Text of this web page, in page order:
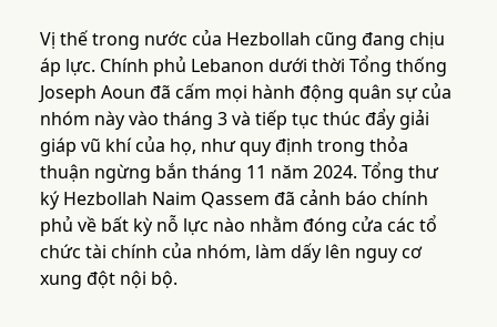
Vị thế trong nước của Hezbollah cũng đang chịu
áp lực. Chính phủ Lebanon dưới thời Tổng thống
Joseph Aoun đã cấm mọi hành động quân sự của
nhóm này vào tháng 3 và tiếp tục thúc đẩy giải
giáp vũ khí của họ, như quy định trong thỏa
thuận ngừng bắn tháng 11 năm 2024. Tổng thư
ký Hezbollah Naim Qassem đã cảnh báo chính
phủ về bất kỳ nỗ lực nào nhằm đóng cửa các tổ
chức tài chính của nhóm, làm dấy lên nguy cơ
xung đột nội bộ.